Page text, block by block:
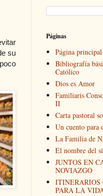
su
Páginas
Página principal
Bibliografía
Católico
Dios es Amor
Familiaris
II
Carta pastoral
Un cuento para
La Familia de
El nombre del
JUNTOS EN
NOVIAZGO
ITINERARIOS
PARA LA